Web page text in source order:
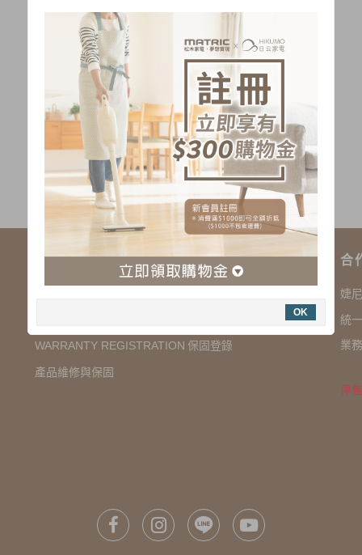
加入會員 忘記密碼?
購物說明
WARRANTY REGISTRATION 保固登錄
產品維修與保固
合
婕
統
業
停
OK